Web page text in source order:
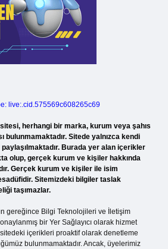
live:.cid.575569c608265c69
herhangi bir marka, kurum veya şahıs
bulunmamaktadır. Sitede yalnızca kendi
paylaşılmaktadır. Burada yer alan içerikler
olup, gerçek kurum ve kişiler hakkında
Gerçek kurum ve kişiler ile isim
Sitemizdeki bilgiler taslak
taşımazlar.
gereğince Bilgi Teknolojileri ve İletişim
bir Yer Sağlayıcı olarak hizmet
içerikleri proaktif olarak denetleme
bulunmamaktadır. Ancak, üyelerimiz